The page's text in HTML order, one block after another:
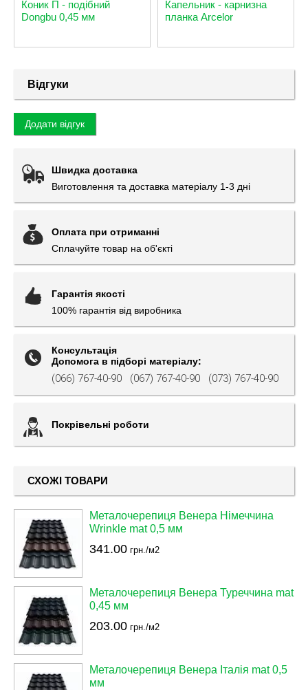
Коник П - подібний
Dongbu 0,45 мм
Капельник - карнизна
планка Arcelor
Відгуки
Додати відгук
Швидка доставка
Виготовлення та доставка матеріалу 1-3 дні
Оплата при отриманні
Сплачуйте товар на об'єкті
Гарантія якості
100% гарантія від виробника
Консультація
Допомога в підборі матеріалу:
(066) 767-40-90 (067) 767-40-90 (073) 767-40-90
Покрівельні роботи
СХОЖІ ТОВАРИ
Металочерепиця Венера Німеччина
Wrinkle mat 0,5 мм
341.00 грн./м2
Металочерепиця Венера Туреччина mat
0,45 мм
203.00 грн./м2
Металочерепиця Венера Італія mat 0,5
мм